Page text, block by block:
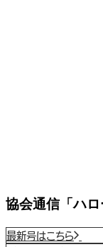
協会通信「ハロ
最新号はこちら